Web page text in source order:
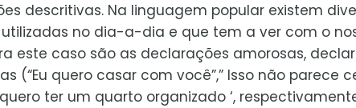
descritivas. Na linguagem popular existem
no dia-a-dia e que tem a ver com o
este caso são as declarações amorosas,
(“Eu quero casar com você”,” Isso não parece
ter um quarto organizado ‘,